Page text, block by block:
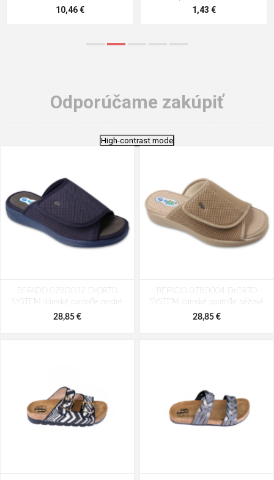
5,21 € 0,79 €
Odporúčame zakúpiť
High-contrast mode
BEFADO 078D002 DrORTO
SYSTEM dámské pantofle modré
28,85 €
BEFADO 078D004 DrORTO
SYSTEM dámské pantofle béžové
28,85 €